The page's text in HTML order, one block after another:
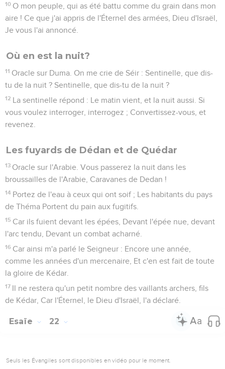
10 O mon peuple, qui as été battu comme du grain dans mon
aire ! Ce que j'ai appris de l'Éternel des armées, Dieu d'Israël,
Je vous l'ai annoncé.
Où en est la nuit?
11 Oracle sur Duma. On me crie de Séir : Sentinelle, que dis-
tu de la nuit ? Sentinelle, que dis-tu de la nuit ?
12 La sentinelle répond : Le matin vient, et la nuit aussi. Si
vous voulez interroger, interrogez ; Convertissez-vous, et
revenez.
Les fuyards de Dédan et de Quédar
13 Oracle sur l'Arabie. Vous passerez la nuit dans les
broussailles de l'Arabie, Caravanes de Dedan !
14 Portez de l'eau à ceux qui ont soif ; Les habitants du pays
de Théma Portent du pain aux fugitifs.
15 Car ils fuient devant les épées, Devant l'épée nue, devant
l'arc tendu, Devant un combat acharné.
16 Car ainsi m'a parlé le Seigneur : Encore une année,
comme les années d'un mercenaire, Et c'en est fait de toute
la gloire de Kédar.
17 Il ne restera qu'un petit nombre des vaillants archers, fils
de Kédar, Car l'Éternel, le Dieu d'Israël, l'a déclaré.
Esaïe 22
Seuls les Évangiles sont disponibles en vidéo pour le moment.